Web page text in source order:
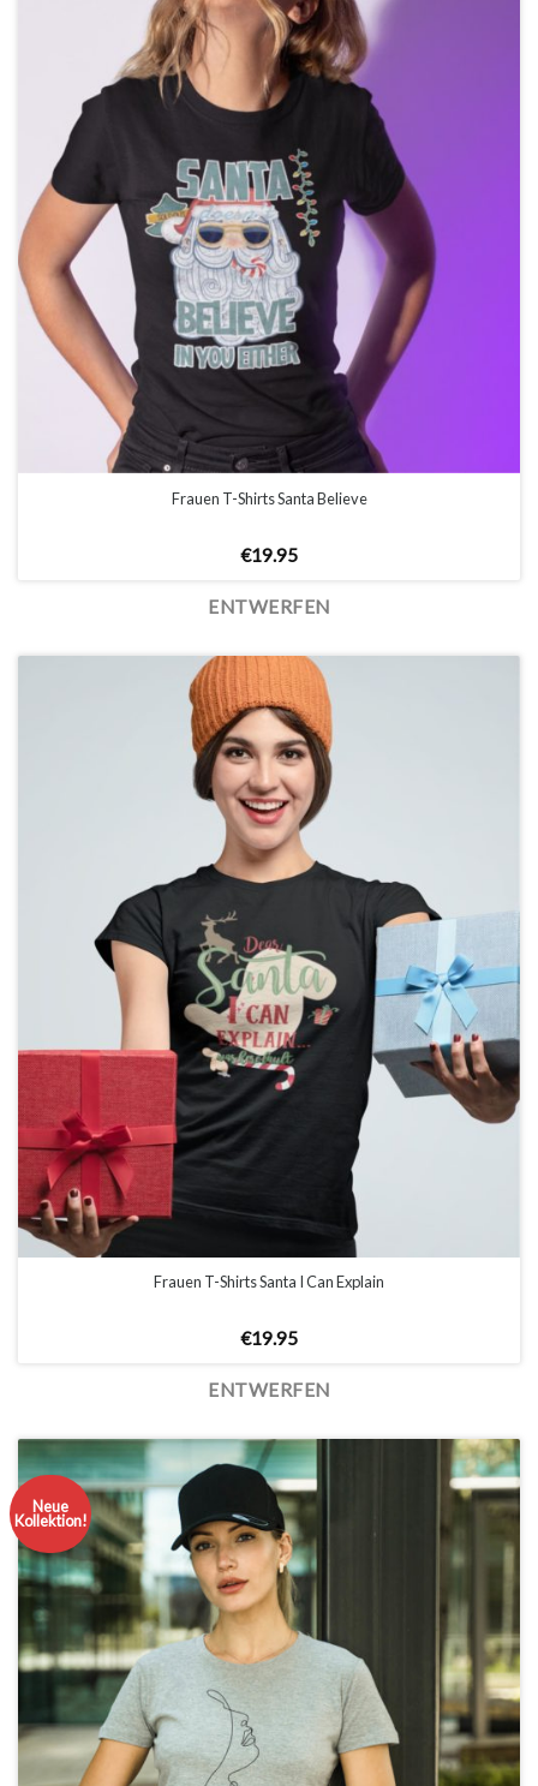
Frauen T-Shirts Santa Believe
€19.95
ENTWERFEN
Frauen T-Shirts Santa I Can Explain
€19.95
ENTWERFEN
Neue
Kollektion!